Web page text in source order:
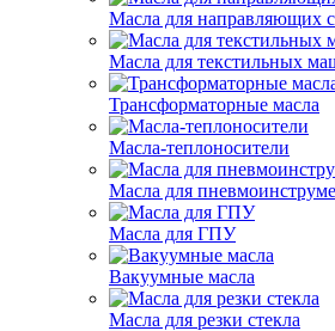
Масла для направляющих
Масла для текстильных
Трансформаторные масла
Масла-теплоносители
Масла для
Масла для ГПУ
Вакуумные масла
Масла для резки стекла